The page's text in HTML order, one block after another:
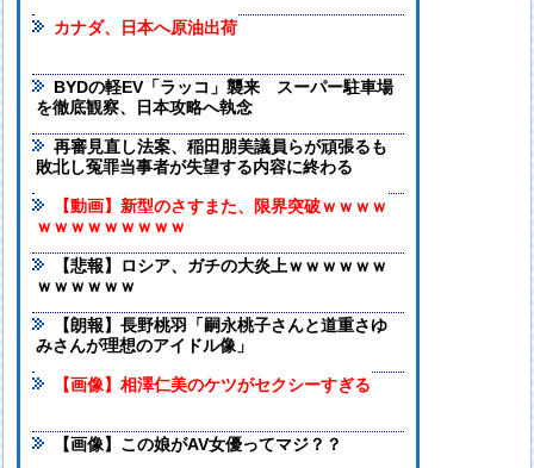
カナダ、日本へ原油出荷
BYDの軽EV「ラッコ」襲来 スーパー駐車場
を徹底観察、日本攻略へ執念
再審見直し法案、稲田朋美議員らが頑張るも
敗北し冤罪当事者が失望する内容に終わる
【動画】新型のさすまた、限界突破ｗｗｗｗ
ｗｗｗｗｗｗｗｗｗ
【悲報】ロシア、ガチの大炎上ｗｗｗｗｗｗ
ｗｗｗｗｗｗ
【朗報】長野桃羽「嗣永桃子さんと道重さゆ
みさんが理想のアイドル像」
【画像】相澤仁美のケツがセクシーすぎる
【画像】この娘がAV女優ってマジ？？